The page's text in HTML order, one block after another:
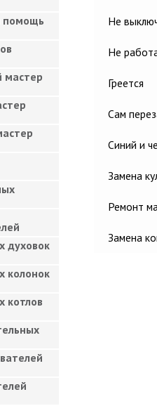
Не
Не
Греется
Сам
Синий и
Замена
Ремонт
Замена
помощь
мастер
духовок
колонок
котлов